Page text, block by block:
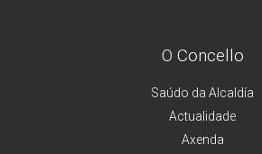
O Concello
Saúdo da Alcaldía
Actualidade
Axenda